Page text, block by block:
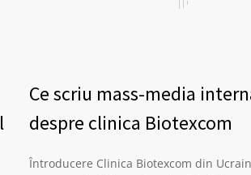
Ce scriu mass-media
despre clinica Biotexcom
Întroducere Clinica Biotexcom din